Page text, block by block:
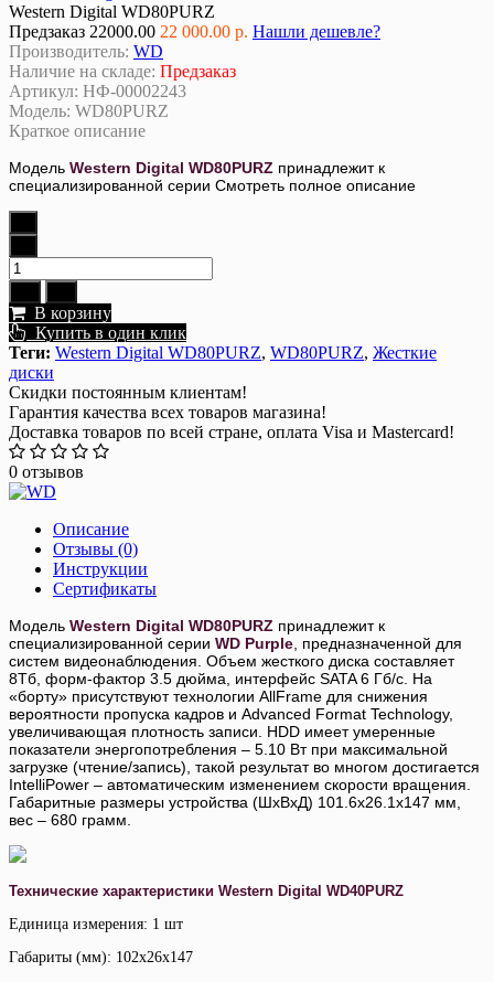
Western Digital WD80PURZ
Предзаказ 22000.00 22 000.00 р. Нашли дешевле?
Производитель: WD
Наличие на складе: Предзаказ
Артикул: НФ-00002243
Модель: WD80PURZ
Краткое описание
Модель Western Digital WD80PURZ принадлежит к
специализированной серии Смотреть полное описание
В корзину
Купить в один клик
Теги: Western Digital WD80PURZ, WD80PURZ, Жесткие
диски
Скидки постоянным клиентам!
Гарантия качества всех товаров магазина!
Доставка товаров по всей стране, оплата Visa и Mastercard!
0 отзывов
Описание
Отзывы (0)
Инструкции
Сертификаты
Модель Western Digital WD80PURZ принадлежит к
специализированной серии WD Purple , предназначенной для
систем видеонаблюдения. Объем жесткого диска составляет
8Тб, форм-фактор 3.5 дюйма, интерфейс SATA 6 Гб/с. На
«борту» присутствуют технологии AllFrame для снижения
вероятности пропуска кадров и Advanced Format Technology,
увеличивающая плотность записи. HDD имеет умеренные
показатели энергопотребления – 5.10 Вт при максимальной
загрузке (чтение/запись), такой результат во многом достигается
IntelliPower – автоматическим изменением скорости вращения.
Габаритные размеры устройства (ШхВхД) 101.6x26.1x147 мм,
вес – 680 грамм.
Технические характеристики Western Digital WD40PURZ
Единица измерения: 1 шт
Габариты (мм): 102x26x147